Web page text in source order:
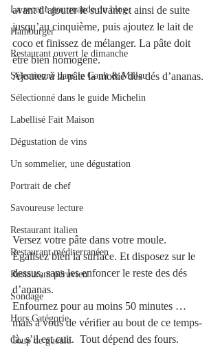
La recette gourmande du blog.
Hamburger
Restaurant ouvert le dimanche
Sélectionné dans le Gault & Millau
Sélectionné dans le guide Michelin
Labellisé Fait Maison
Dégustation de vins
Un sommelier, une dégustation
Portrait de chef
Savoureuse lecture
Restaurant italien
Restaurant méditerranéen
Restaurant péruvien
Sondage
Hors Catégorie
Coup de gueule
avant d’ajouter le suivant et ainsi de suite
jusqu’au cinquième, puis ajoutez le lait de
coco et finissez de mélanger. La pâte doit
être bien homogène.
Ajoutez à la pâte la moitié des dés d’ananas.
Versez votre pâte dans votre moule.
Égalisez bien la surface. Et disposez sur le
dessus, sans les enfoncer le reste des dés
d’ananas.
Enfournez pour au moins 50 minutes …
mais à vous de vérifier au bout de ce temps-
là, s’il est cuit.  Tout dépend des fours.